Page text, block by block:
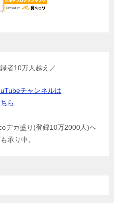
者10万人越え／
チャンネルは
ら
デカ盛り(登録10万2000人)へ
承り中。